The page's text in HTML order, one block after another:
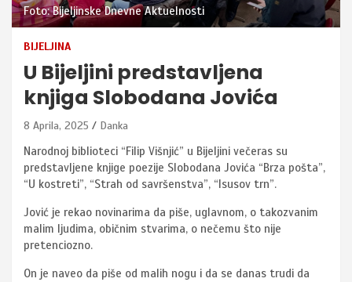
Foto: Bijeljinske Dnevne Aktuelnosti
BIJELJINA
U Bijeljini predstavljena
knjiga Slobodana Jovića
8 Aprila, 2025 Danka
Narodnoj biblioteci “Filip Višnjić” u Bijeljini večeras su
predstavljene knjige poezije Slobodana Jovića “Brza pošta”,
“U kostreti”, “Strah od savršenstva”, “Isusov trn”.
Jović je rekao novinarima da piše, uglavnom, o takozvanim
malim ljudima, običnim stvarima, o nečemu što nije
pretenciozno.
On je naveo da piše od malih nogu i da se danas trudi da